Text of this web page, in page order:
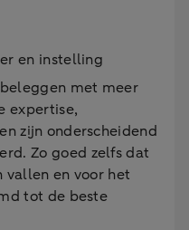
en instelling
met meer
expertise,
zijn onderscheidend
Zo goed zelfs dat
en voor het
tot de beste